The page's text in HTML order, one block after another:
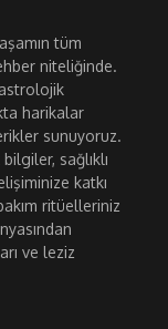
tüm
niteliğinde.
harikalar
sunuyoruz.
sağlıklı
katkı
ritüelleriniz
ve leziz